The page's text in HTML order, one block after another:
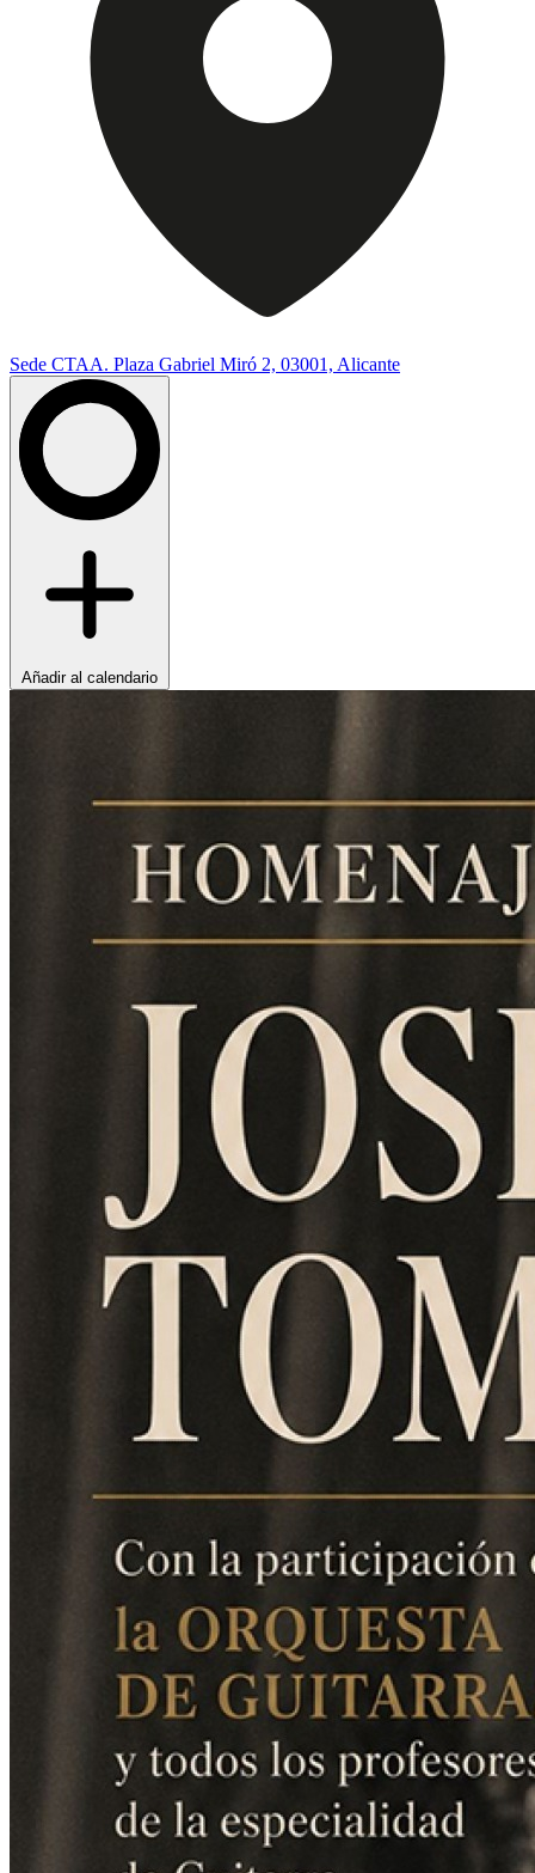
Sede CTAA. Plaza Gabriel Miró 2, 03001, Alicante
Añadir al calendario